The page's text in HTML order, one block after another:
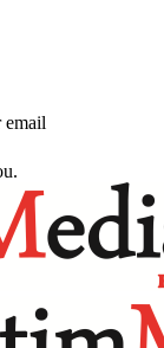
email